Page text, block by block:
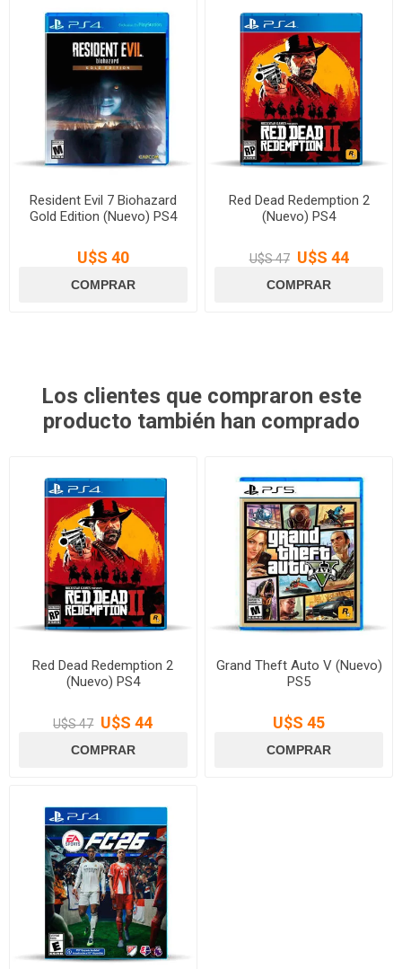
Resident Evil 7 Biohazard
Gold Edition (Nuevo) PS4
U$S 40
Red Dead Redemption 2
(Nuevo) PS4
U$S 47 U$S 44
Los clientes que compraron este
producto también han comprado
Red Dead Redemption 2
(Nuevo) PS4
U$S 47 U$S 44
Grand Theft Auto V (Nuevo)
PS5
U$S 45